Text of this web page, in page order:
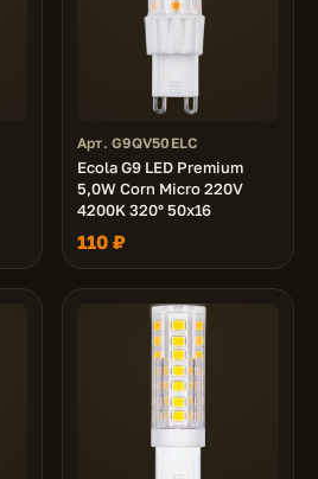
Арт. G9QV50ELC
Ecola G9 LED Premium
5,0W Corn Micro 220V
4200K 320° 50x16
110 ₽